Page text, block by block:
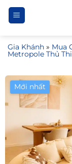
Bỏ
qua
dung
Gia Khánh » Mua
Metropole Thủ
Mới nhất